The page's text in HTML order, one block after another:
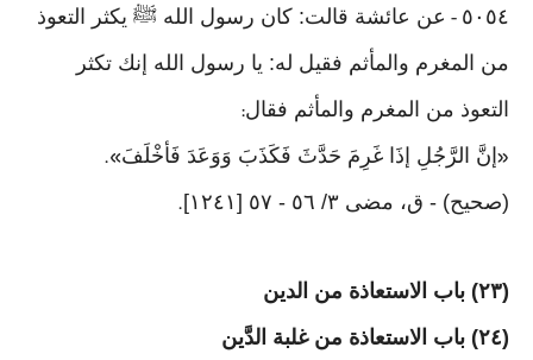
٥٠٥٤ - عن عائشة قالت: كان رسول الله ﷺ يكثر التعوذ
من المغرم والمأثم فقيل له: يا رسول الله إنك تكثر
التعوذ من المغرم والمأثم فقال:
« إنَّ الرَّجُلِ إذَا غَرِمَ حَدَّثَ فَكَذَبَ وَوَعَدَ فَأخْلَفَ».
(صحيح) - ق، مضى ٣/ ٥٦ - ٥٧ [١٢٤١] .
(٢٣) باب الاستعاذة من الدين
(٢٤) باب الاستعاذة من غلبة الدَّين